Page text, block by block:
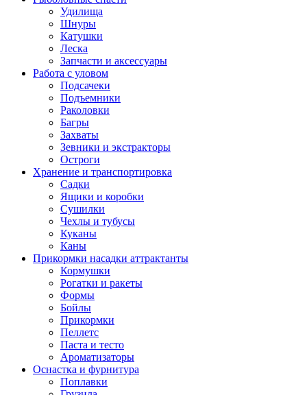
Удилища
Шнуры
Катушки
Леска
Запчасти и аксессуары
Работа с уловом
Подсачеки
Подъемники
Раколовки
Багры
Захваты
Зевники и экстракторы
Остроги
Хранение и транспортировка
Садки
Ящики и коробки
Сушилки
Чехлы и тубусы
Куканы
Каны
Прикормки насадки аттрактанты
Кормушки
Рогатки и ракеты
Формы
Бойлы
Прикормки
Пеллетс
Паста и тесто
Ароматизаторы
Оснастка и фурнитура
Поплавки